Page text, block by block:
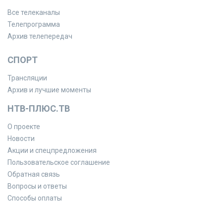
Все телеканалы
Телепрограмма
Архив телепередач
СПОРТ
Трансляции
Архив и лучшие моменты
НТВ-ПЛЮС.ТВ
О проекте
Новости
Акции и спецпредложения
Пользовательское соглашение
Обратная связь
Вопросы и ответы
Способы оплаты